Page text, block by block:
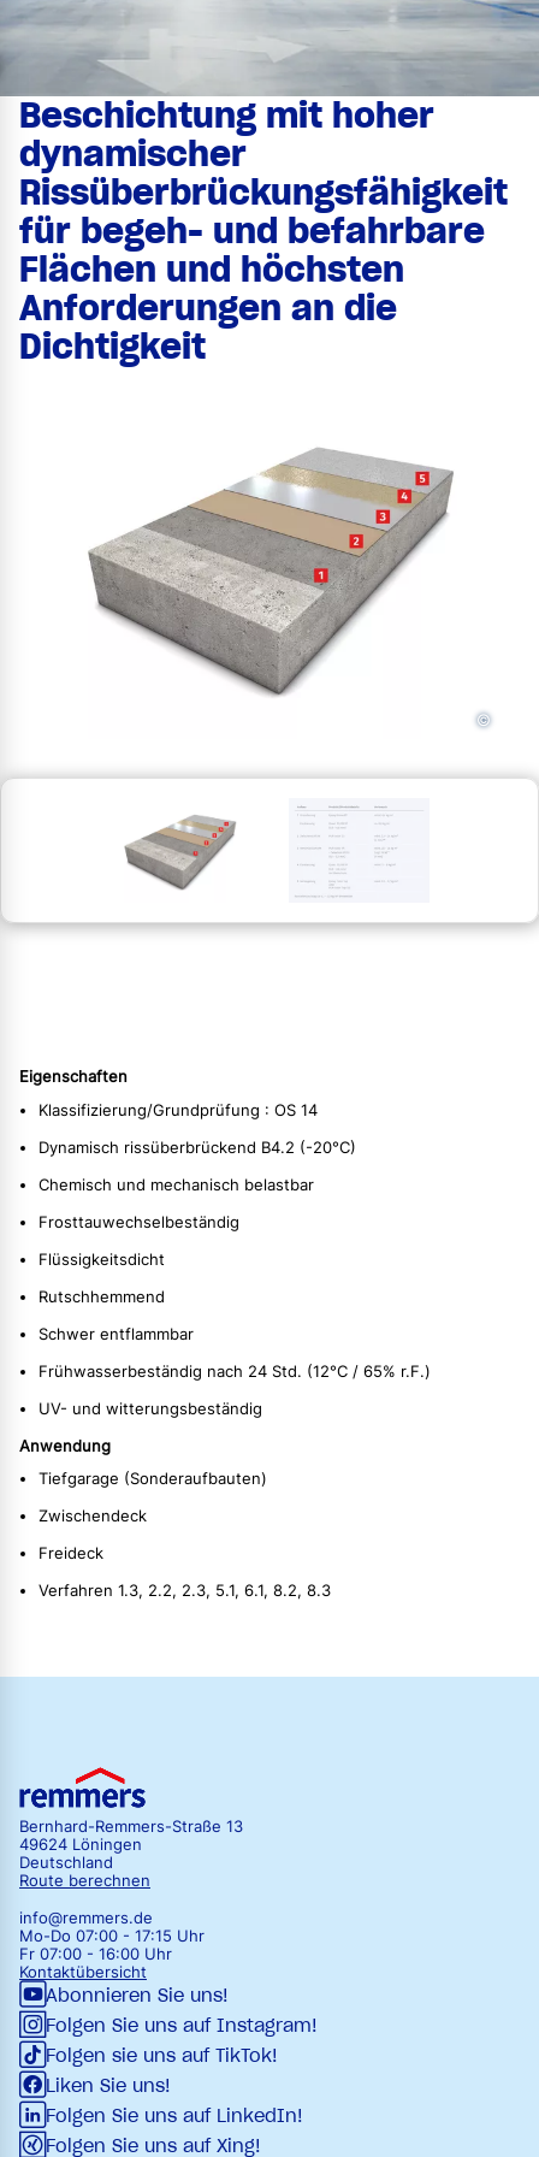
Beschichtung mit hoher
dynamischer
Rissüberbrückungsfähigkeit
für begeh- und befahrbare
Flächen und höchsten
Anforderungen an die
Dichtigkeit
©
Eigenschaften
Klassifizierung/Grundprüfung : OS 14
Dynamisch rissüberbrückend B4.2 (-20°C)
Chemisch und mechanisch belastbar
Frosttauwechselbeständig
Flüssigkeitsdicht
Rutschhemmend
Schwer entflammbar
Frühwasserbeständig nach 24 Std. (12°C / 65% r.F.)
UV- und witterungsbeständig
Anwendung
Tiefgarage (Sonderaufbauten)
Zwischendeck
Freideck
Verfahren 1.3, 2.2, 2.3, 5.1, 6.1, 8.2, 8.3
Bernhard-Remmers-Straße 13
49624 Löningen
Deutschland
Route berechnen
info@remmers.de
Mo-Do 07:00 - 17:15 Uhr
Fr 07:00 - 16:00 Uhr
Kontaktübersicht
Abonnieren Sie uns!
Folgen Sie uns auf Instagram!
Folgen sie uns auf TikTok!
Liken Sie uns!
Folgen Sie uns auf LinkedIn!
Folgen Sie uns auf Xing!